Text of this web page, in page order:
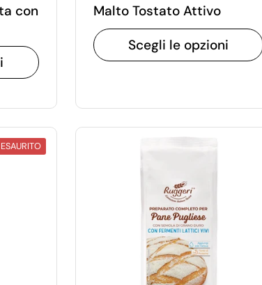
con
Malto Tostato Attivo
Scegli le opzioni
ESAURITO